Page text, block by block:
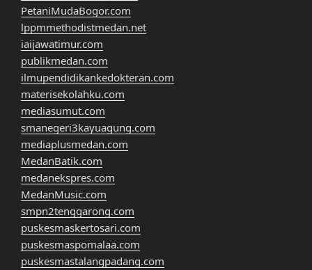
PetaniMudaBogor.com
lppmmethodistmedan.net
iaijawatimur.com
publikmedan.com
ilmupendidikankedokteran.com
materisekolahku.com
mediasumut.com
smanegeri3kayuagung.com
mediaplusmedan.com
MedanBatik.com
medanekspres.com
MedanMusic.com
smpn2tenggarong.com
puskesmaskertosari.com
puskesmaspomalaa.com
puskesmastalangpadang.com